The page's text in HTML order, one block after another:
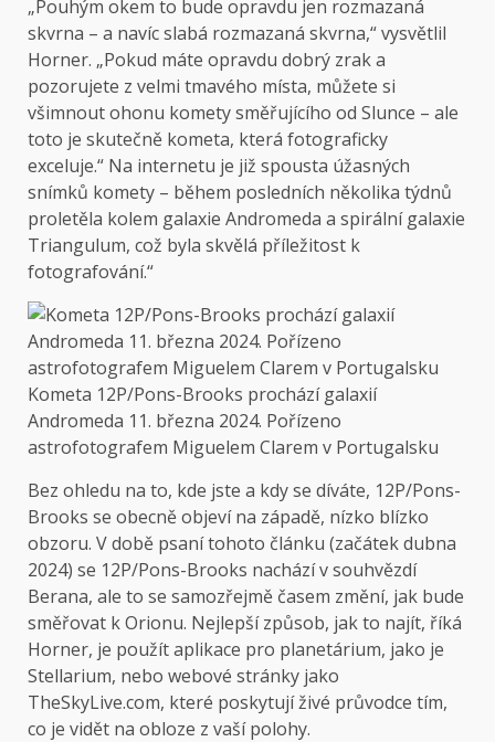
„Pouhým okem to bude opravdu jen rozmazaná
skvrna – a navíc slabá rozmazaná skvrna,“ vysvětlil
Horner. „Pokud máte opravdu dobrý zrak a
pozorujete z velmi tmavého místa, můžete si
všimnout ohonu komety směřujícího od Slunce – ale
toto je skutečně kometa, která fotograficky
exceluje.“ Na internetu je již spousta úžasných
snímků komety – během posledních několika týdnů
proletěla kolem galaxie Andromeda a spirální galaxie
Triangulum, což byla skvělá příležitost k
fotografování.“
Kometa 12P/Pons-Brooks prochází galaxií
Andromeda 11. března 2024. Pořízeno
astrofotografem Miguelem Clarem v Portugalsku
Bez ohledu na to, kde jste a kdy se díváte, 12P/Pons-
Brooks se obecně objeví na západě, nízko blízko
obzoru. V době psaní tohoto článku (začátek dubna
2024) se 12P/Pons-Brooks nachází v souhvězdí
Berana, ale to se samozřejmě časem změní, jak bude
směřovat k Orionu. Nejlepší způsob, jak to najít, říká
Horner, je použít aplikace pro planetárium, jako je
Stellarium, nebo webové stránky jako
TheSkyLive.com, které poskytují živé průvodce tím,
co je vidět na obloze z vaší polohy.